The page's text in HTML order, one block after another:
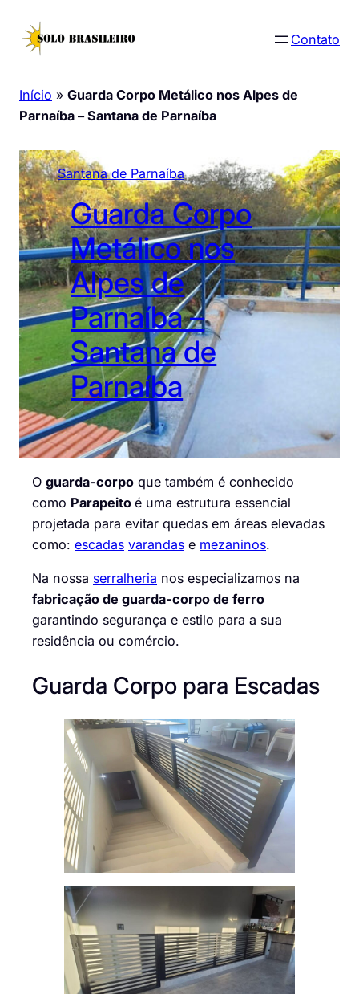
para
Contato
Início » Guarda Corpo Metálico nos Alpes de
Parnaíba – Santana de Parnaíba
Santana de Parnaíba
Guarda Corpo
Metálico nos
Alpes de
Parnaíba –
Santana de
Parnaíba
O guarda-corpo que também é conhecido
como Parapeito é uma estrutura essencial
projetada para evitar quedas em áreas elevadas
como: escadas varandas e mezaninos.
Na nossa serralheria nos especializamos na
fabricação de guarda-corpo de ferro
garantindo segurança e estilo para a sua
residência ou comércio.
Guarda Corpo para Escadas